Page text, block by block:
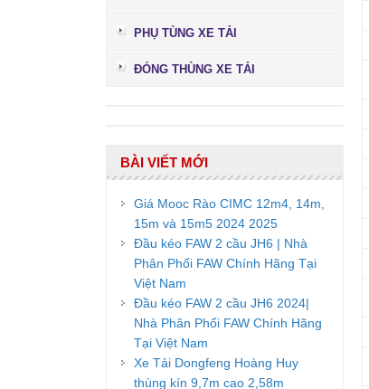
PHỤ TÙNG XE TẢI
ĐÓNG THÙNG XE TẢI
BÀI VIẾT MỚI
Giá Mooc Rào CIMC 12m4, 14m,
15m và 15m5 2024 2025
Đầu kéo FAW 2 cầu JH6 | Nhà
Phân Phối FAW Chính Hãng Tại
Việt Nam
Đầu kéo FAW 2 cầu JH6 2024|
Nhà Phân Phối FAW Chính Hãng
Tại Việt Nam
Xe Tải Dongfeng Hoàng Huy
thùng kín 9,7m cao 2,58m